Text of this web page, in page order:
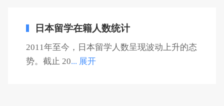
日本留学在籍人数统计
2011年至今，日本留学人数呈现波动上升的态
势。截止 20... 展开